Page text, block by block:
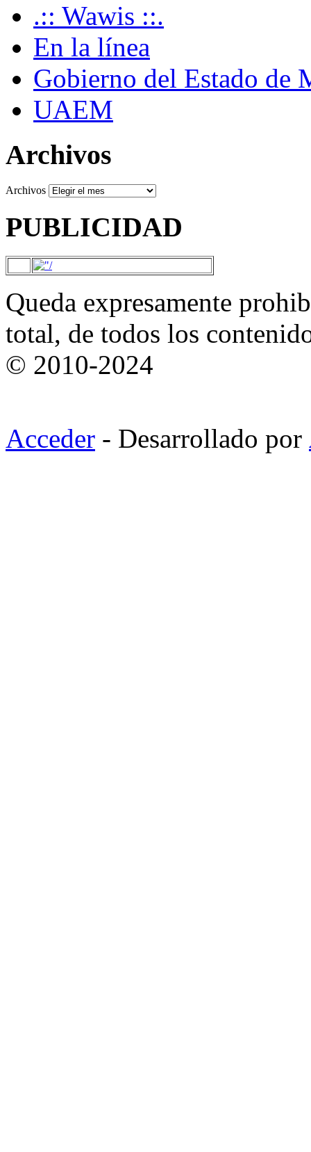
.:: Wawis ::.
En la línea
Gobierno del Estado de
UAEM
Archivos
Archivos
PUBLICIDAD
Queda expresamente
total, de todos los
© 2010-2024
Acceder - Desarrollado por